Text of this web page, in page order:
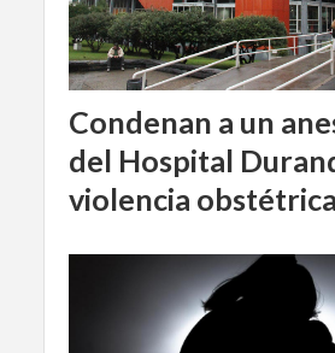
Condenan a un
del Hospital
violencia obstétrica